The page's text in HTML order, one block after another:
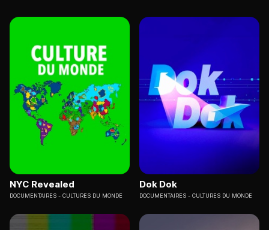
NYC Revealed
DOCUMENTAIRES CULTURES DU MONDE
Dok Dok
DOCUMENTAIRES CULTURES DU MONDE